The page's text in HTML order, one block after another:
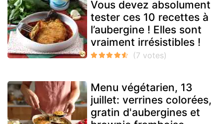
Vous devez absolument
tester ces 10 recettes à
l’aubergine ! Elles sont
vraiment irrésistibles !
Menu végétarien, 13
juillet: verrines colorées,
gratin d'aubergines et